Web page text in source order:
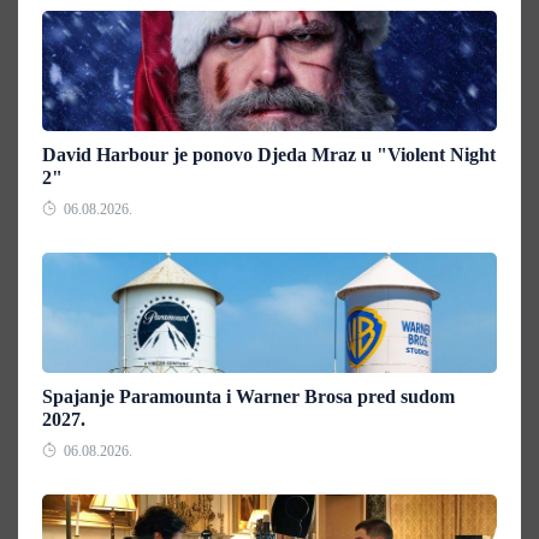
David Harbour je ponovo Djeda Mraz u "Violent Night
2"
06.08.2026.
Spajanje Paramounta i Warner Brosa pred sudom
2027.
06.08.2026.